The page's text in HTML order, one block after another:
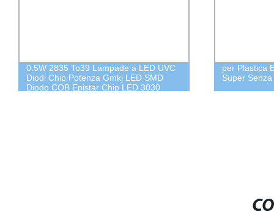
0.5W 2835 To39 Lampade a LED UVC
Diodi Chip Potenza Gmkj LED SMD
Diodo COB Epistar Chip LED 3030
per Plastica
Super